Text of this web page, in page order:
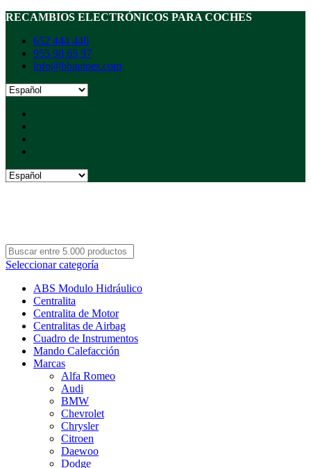
RECAMBIOS ELECTRÓNICOS PARA COCHES
652 444 440
955 98 65 97
info@hbautoes.com
Seleccionar categoría
ABS Modulo Hidráulico
Centralita
Centralita de Motor
Centralitas de Airbag
Cuadro de Instrumentos
Mando Calefacción
Marcas
Alfa Romeo
Audi
BMW
Chevrolet
Chrysler
Citroen
Daewoo
Dodge